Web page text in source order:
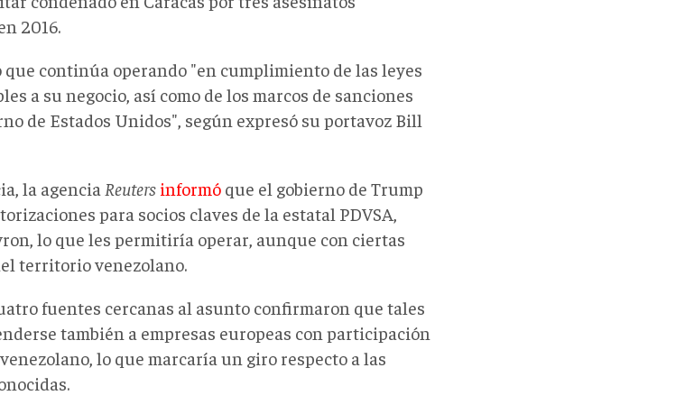
2016.
que continúa operando "en cumplimiento de las leyes
a su negocio, así como de los marcos de sanciones
de Estados Unidos", según expresó su portavoz Bill
la agencia Reuters informó que el gobierno de Trump
para socios claves de la estatal PDVSA,
lo que les permitiría operar, aunque con ciertas
territorio venezolano.
fuentes cercanas al asunto confirmaron que tales
también a empresas europeas con participación
lo que marcaría un giro respecto alas